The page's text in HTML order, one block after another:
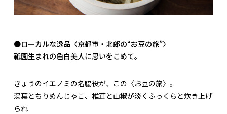
●ローカルな逸品〈京都市・北郎の“お豆の旅”〉
祇園生まれの色白美人に思いをこめて。
きょうのイエノミの名脇役が、この〈お豆の旅〉。
湯葉とちりめんじゃこ、椎茸と山椒が淡くふっくらと炊き上げ
られ